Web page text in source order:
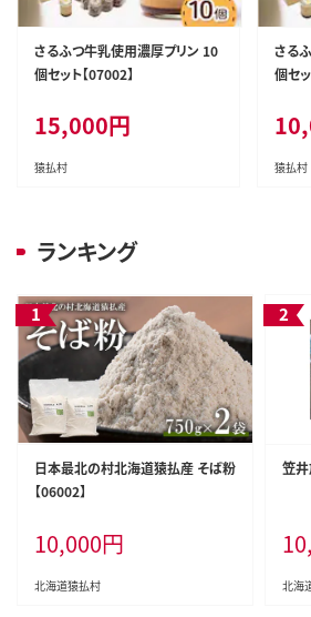
さるふつ牛乳使用濃厚プリン 10
個セット【07002】
15,000円
猿払村
さる
個セ
猿払村
ランキング
日本最北の村北海道猿払産 そば粉
【06002】
10,000円
北海道猿払村
笠井
北海